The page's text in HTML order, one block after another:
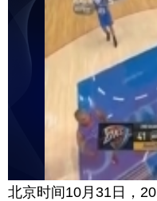
北京时间10月31日，